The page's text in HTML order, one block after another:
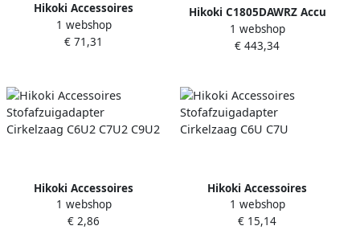
Hikoki Accessoires
Stofafzuiging Set Voor
Boorhamers Sds Plus
1 webshop
€ 71,31
Hikoki C1805DAWRZ Accu
cirkelzaag 18 V 47 mm
Inclusief 2 accu&apos;s
1 webshop
€ 443,34
Hikoki Accessoires
Stofafzuigadapter
Cirkelzaag C6U2 C7U2 C9U2
1 webshop
€ 2,86
Hikoki Accessoires
Stofafzuigadapter
Cirkelzaag C6U C7U
1 webshop
€ 15,14